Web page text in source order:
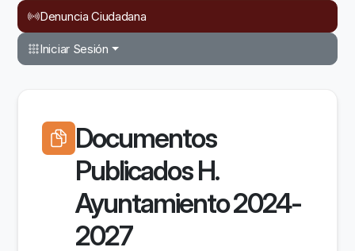
Denuncia Ciudadana
Iniciar Sesión
Documentos
Publicados H.
Ayuntamiento 2024-
2027